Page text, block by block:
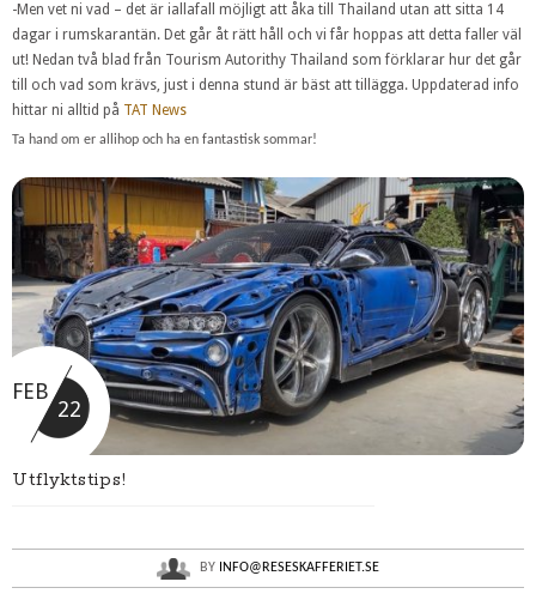
-Men vet ni vad – det är iallafall möjligt att åka till Thailand utan att sitta 14
dagar i rumskarantän. Det går åt rätt håll och vi får hoppas att detta faller väl
ut! Nedan två blad från Tourism Autorithy Thailand som förklarar hur det går
till och vad som krävs, just i denna stund är bäst att tillägga. Uppdaterad info
hittar ni alltid på TAT News
Ta hand om er allihop och ha en fantastisk sommar!
FEB
22
Utflyktstips!
BY INFO@RESESKAFFERIET.SE